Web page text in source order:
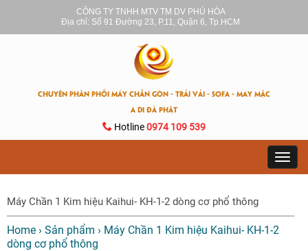
CÔNG TY TNHH MTV TM DV PHÚ HÒA
Địa chỉ: Số 91 Đường 23, P.11, Quận 6, Tp.HCM
CHUYÊN PHÂN PHỐI MÁY CHẦN GÒN - TRẢI VẢI - SOFA - MAY MẶC
A DI ĐÀ PHẬT
Hotline0974 109 539
Máy Chần 1 Kim hiệu Kaihui- KH-1-2 dòng cơ phổ thông
Home › Sản phẩm › Máy Chần 1 Kim hiệu Kaihui- KH-1-2
dòng cơ phổ thông